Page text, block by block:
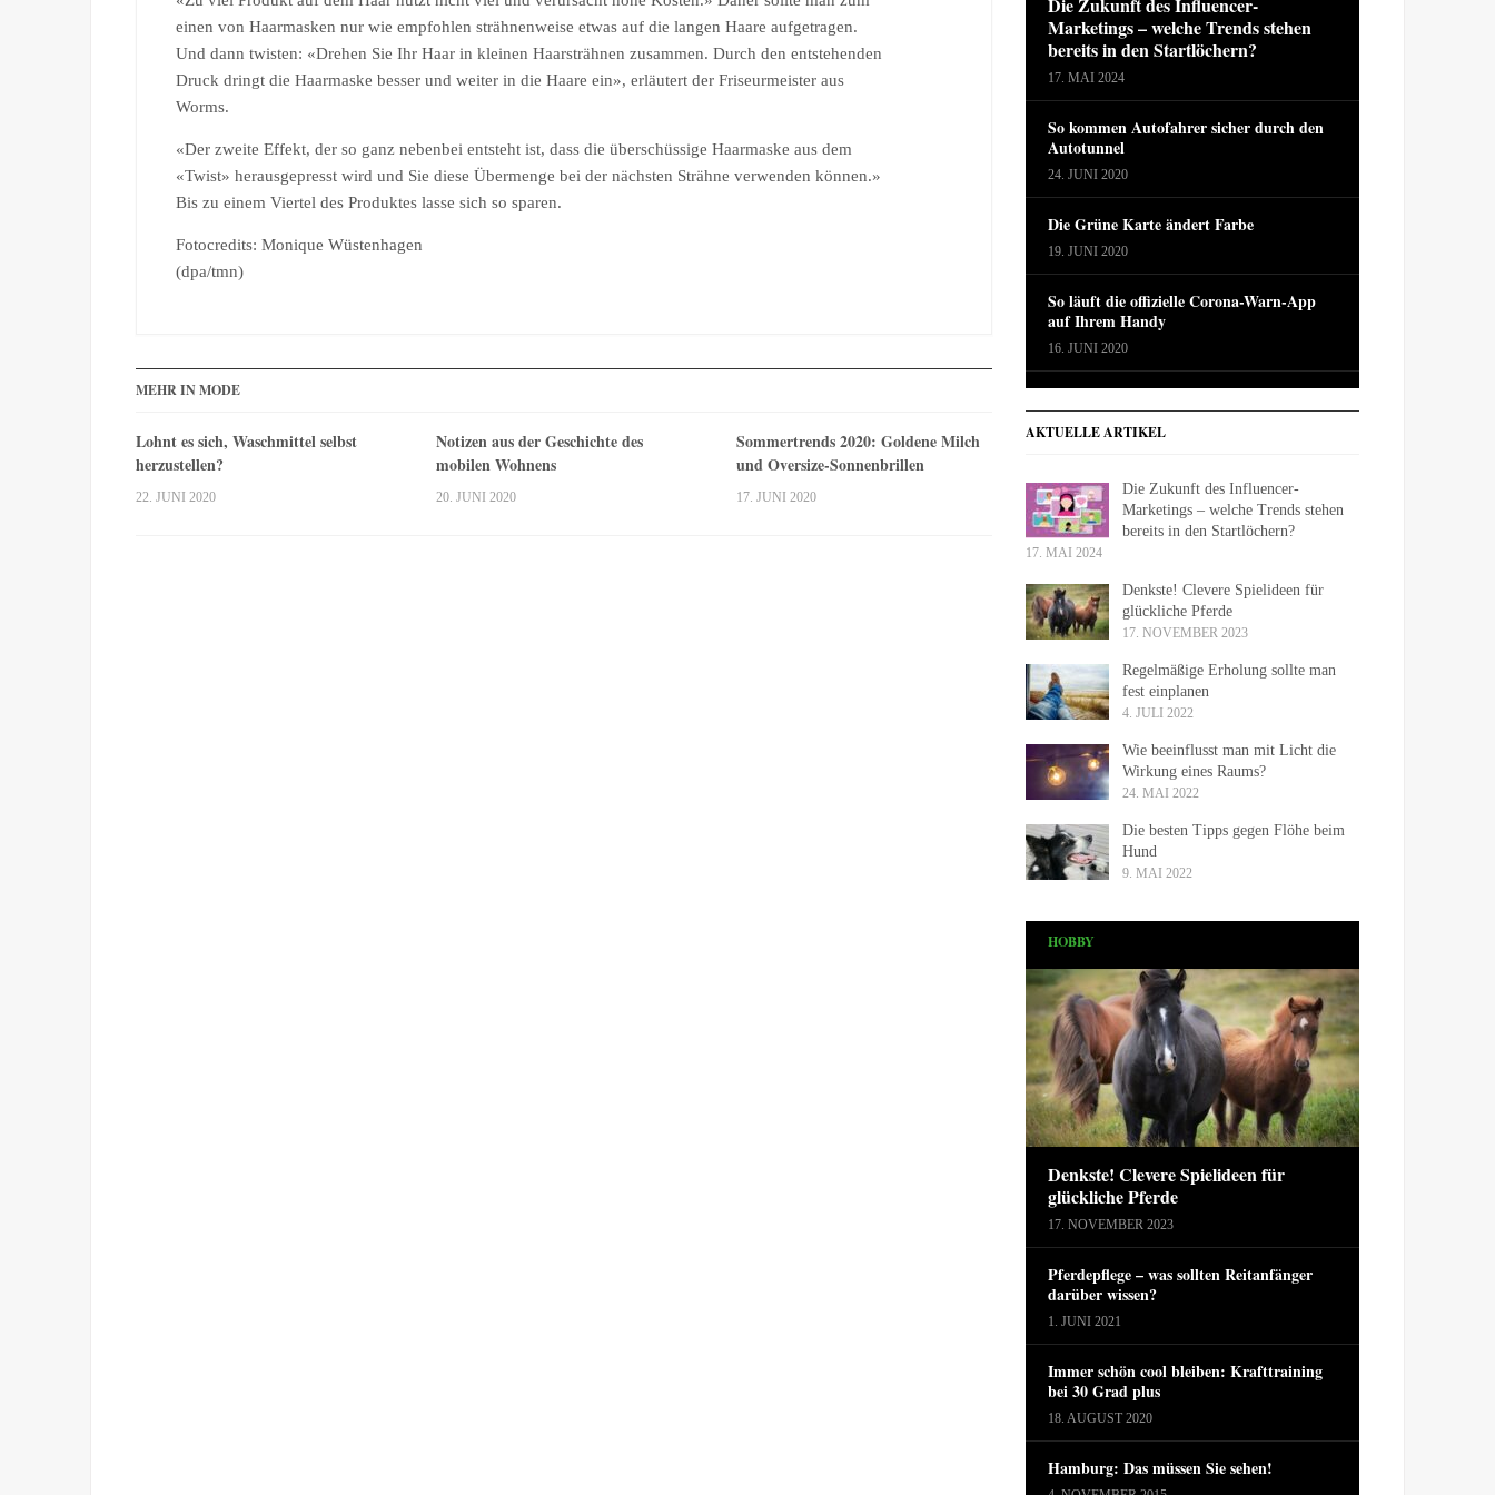
einen von Haarmasken nur wie empfohlen strähnenweise etwas auf die langen Haare aufgetragen.
Und dann twisten: «Drehen Sie Ihr Haar in kleinen Haarsträhnen zusammen. Durch den entstehenden
Druck dringt die Haarmaske besser und weiter in die Haare ein», erläutert der Friseurmeister aus
Worms.
«Der zweite Effekt, der so ganz nebenbei entsteht ist, dass die überschüssige Haarmaske aus dem
«Twist» herausgepresst wird und Sie diese Übermenge bei der nächsten Strähne verwenden können.»
Bis zu einem Viertel des Produktes lasse sich so sparen.
Fotocredits: Monique Wüstenhagen
(dpa/tmn)
MEHR IN MODE
Lohnt es sich, Waschmittel selbst
herzustellen?
22. JUNI 2020
Notizen aus der Geschichte des
mobilen Wohnens
20. JUNI 2020
Sommertrends 2020: Goldene Milch
und Oversize-Sonnenbrillen
17. JUNI 2020
Marketings – welche Trends stehen
bereits in den Startlöchern?
17. MAI 2024
So kommen Autofahrer sicher durch den
Autotunnel
24. JUNI 2020
Die Grüne Karte ändert Farbe
19. JUNI 2020
So läuft die offizielle Corona-Warn-App
auf Ihrem Handy
16. JUNI 2020
AKTUELLE ARTIKEL
Die Zukunft des Influencer-
Marketings – welche Trends stehen
bereits in den Startlöchern?
17. MAI 2024
Denkste! Clevere Spielideen für
glückliche Pferde
17. NOVEMBER 2023
Regelmäßige Erholung sollte man
fest einplanen
4. JULI 2022
Wie beeinflusst man mit Licht die
Wirkung eines Raums?
24. MAI 2022
Die besten Tipps gegen Flöhe beim
Hund
9. MAI 2022
HOBBY
Denkste! Clevere Spielideen für
glückliche Pferde
17. NOVEMBER 2023
Pferdepflege – was sollten Reitanfänger
darüber wissen?
1. JUNI 2021
Immer schön cool bleiben: Krafttraining
bei 30 Grad plus
18. AUGUST 2020
Hamburg: Das müssen Sie sehen!